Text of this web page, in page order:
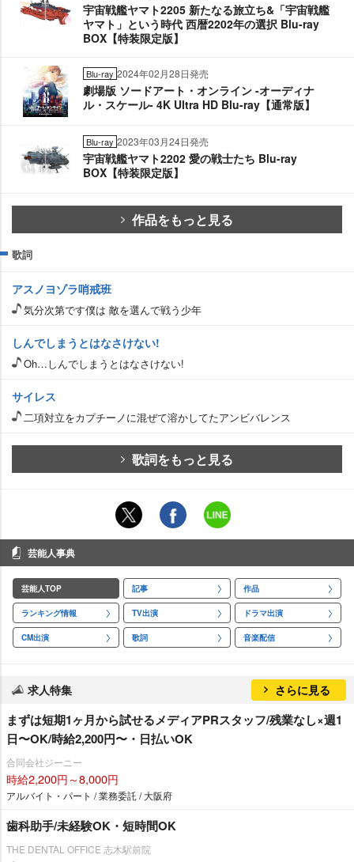
宇宙戦艦ヤマト2205 新たなる旅立ち&「宇宙戦艦
ヤマト」という時代 西暦2202年の選択 Blu-ray
BOX【特装限定版】
Blu-ray 2024年02月28日発売
劇場版 ソードアート・オンライン -オーディナ
ル・スケール- 4K Ultra HD Blu-ray【通常版】
Blu-ray 2023年03月24日発売
宇宙戦艦ヤマト2202 愛の戦士たち Blu-ray
BOX【特装限定版】
作品をもっと見る
歌詞
アスノヨゾラ哨戒班
気分次第です僕は 敵を選んで戦う少年
しんでしまうとはなさけない!
Oh…しんでしまうとはなさけない!
サイレス
二項対立をカプチーノに混ぜて溶かしてたアンビバレンス
歌詞をもっと見る
芸能人事典
芸能人TOP 記事 作品
ランキング情報 TV出演 ドラマ出演
CM出演 歌詞 音楽配信
求人特集 さらに見る
まずは短期1ヶ月から試せるメディアPRスタッフ/残業なし×週1
日〜OK/時給2,200円〜・日払いOK
合同会社ジーニー
時給2,200円～8,000円
アルバイト・パート / 業務委託 / 大阪府
歯科助手/未経験OK・短時間OK
THE DENTAL OFFICE 志木駅前院